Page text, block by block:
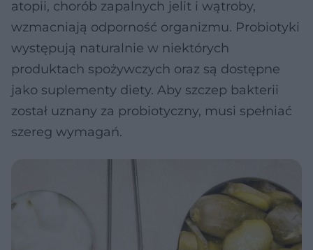
atopii, chorób zapalnych jelit i wątroby,
wzmacniają odporność organizmu. Probiotyki
występują naturalnie w niektórych
produktach spożywczych oraz są dostępne
jako suplementy diety. Aby szczep bakterii
został uznany za probiotyczny, musi spełniać
szereg wymagań.